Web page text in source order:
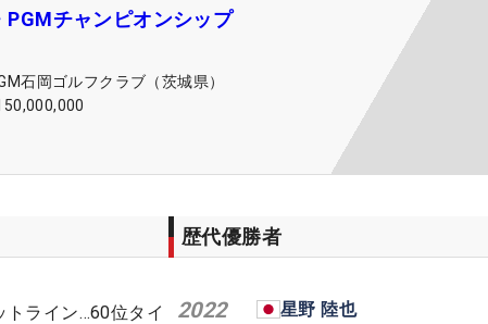
PGMチャンピオンシップ
石岡ゴルフクラブ（茨城県）
ライン…60位タイ
歴代優勝者
2022 星野 陸也